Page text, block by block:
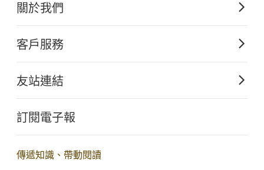
關於我們
佛光山文化出版的起源
關於文化出版
客戶服務
購書須知
大量團購
查詢訂單
友站連結
佛光山全球資訊網
訂閱電子報
傳遞知識、帶動閱讀